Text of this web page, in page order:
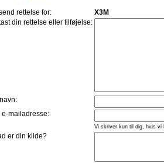
rettelse for:
X3M
din rettelse eller tilføjelse:
e-mailadresse:
Vi skriver kun til dig, hvis vi
er din kilde?